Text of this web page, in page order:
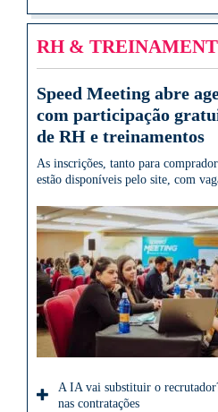
RH &
Speed Meeting abre
com participação
de RH e treinamentos
As inscrições, tanto para
estão disponíveis pelo site, com
A IA vai substituir o
nas contratações